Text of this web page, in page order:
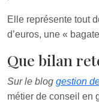
Elle représente tout
d’euros, une «
Que bilan
Sur le blog gestion
métier de conseil en